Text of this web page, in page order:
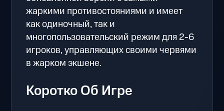
жаркими противостояниями и имеет
как одиночный, так и
многопользовательский режим для 2-6
игроков, управляющих своими червями
в жарком экшене.
Коротко Об Игре